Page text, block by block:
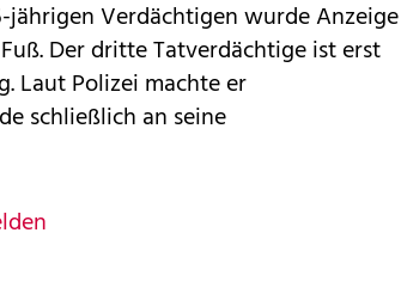
jährigen Verdächtigen wurde Anzeige
Der dritte Tatverdächtige ist erst
Laut Polizei machte er
schließlich an seine